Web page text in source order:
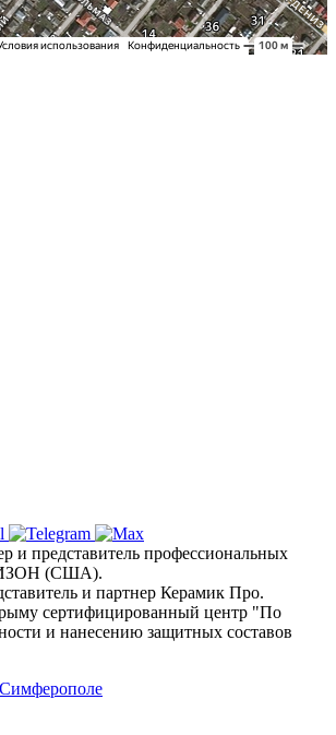
и представитель профессиональных
(США).
и партнер Керамик Про.
сертифицированный центр "По
и нанесению защитных составов